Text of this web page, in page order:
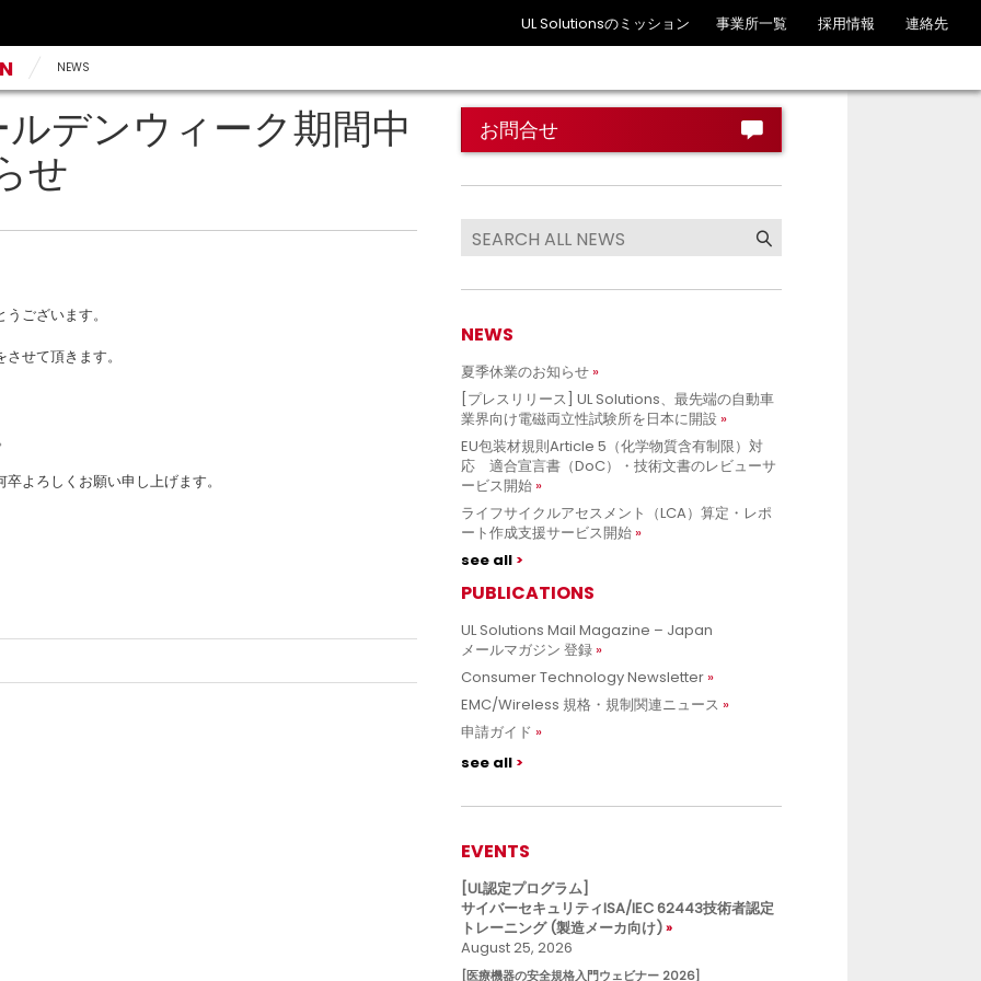
UL Solutionsのミッション 事業所一覧 採用情報 連絡先
NEWS
デンウィーク期間中
せ
ございます。
せて頂きます。
よろしくお願い申し上げます。
お問合せ
NEWS
夏季休業のお知らせ
[プレスリリース] UL Solutions、最先端の自動車
業界向け電磁両立性試験所を日本に開設
EU包装材規則Article 5（化学物質含有制限）対
応 適合宣言書（DoC）・技術文書のレビューサ
ービス開始
ライフサイクルアセスメント（LCA）算定・レポ
ート作成支援サービス開始
see all
PUBLICATIONS
UL Solutions Mail Magazine – Japan
メールマガジン 登録
Consumer Technology Newsletter
EMC/Wireless 規格・規制関連ニュース
申請ガイド
see all
EVENTS
[UL認定プログラム]
サイバーセキュリティISA/IEC 62443技術者認定
トレーニング (製造メーカ向け)
August 25, 2026
[医療機器の安全規格入門ウェビナー 2026]